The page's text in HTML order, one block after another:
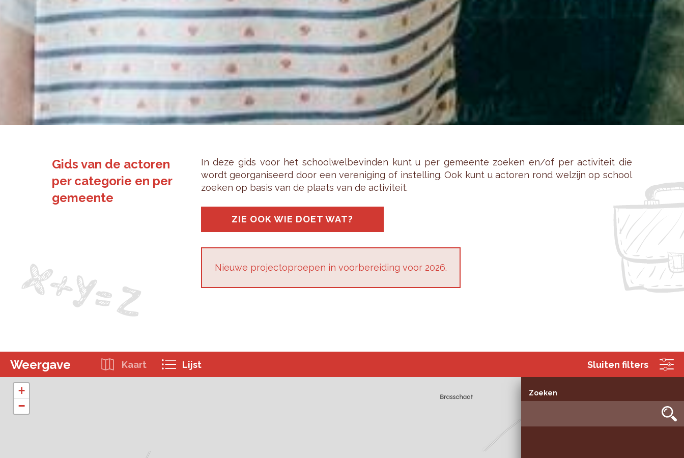
Gids van de actoren
per categorie en per
gemeente
In deze gids voor het school­wel­be­vin­den kunt u per ge­meen­te zoe­ken en/of per ac­ti­vi­teit die
wordt ge­or­ga­ni­seerd door een ver­e­ni­ging of in­stel­ling. Ook kunt u ac­to­ren rond wel­zijn op school
zoe­ken op basis van de plaats van de ac­ti­vi­teit.
ZIE OOK WIE DOET WAT?
Nieu­we pro­jec­top­roe­pen in voor­be­rei­ding voor 2026.
Weergave Kaart Lijst Sluiten filters
+
−
Zoeken